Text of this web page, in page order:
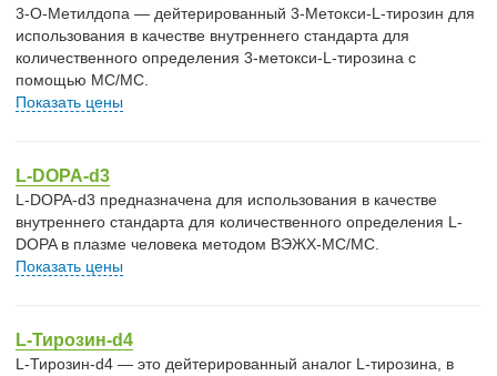
3-O-Метилдопа — дейтерированный 3-Метокси-L-тирозин для
использования в качестве внутреннего стандарта для
количественного определения 3-метокси-L-тирозина с
помощью МС/МС.
Показать цены
L-DOPA-d3
L-DOPA-d3 предназначена для использования в качестве
внутреннего стандарта для количественного определения L-
DOPA в плазме человека методом ВЭЖХ-МС/МС.
Показать цены
L-Тирозин-d4
L-Тирозин-d4 — это дейтерированный аналог L-тирозина, в